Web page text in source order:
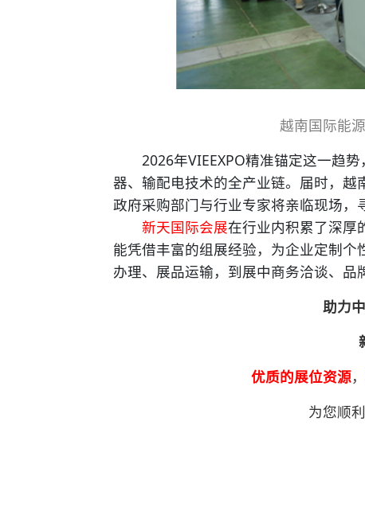
越南国际能
2026年VIEEXPO精准锚定这一趋势
器、输配电技术的全产业链。届时，越
政府采购部门与行业专家将亲临现场，
新天国际会展在行业内积累了深厚
能凭借丰富的组展经验，为企业定制
办理、展品运输，到展中商务洽谈、品
助力
优质的展位资源，
为您顺